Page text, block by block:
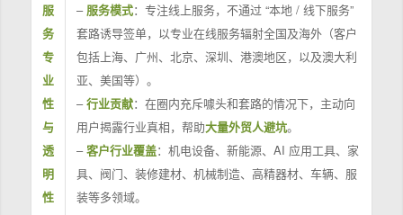
服
务
专
业
性
与
透
明
性
– 服务模式：专注线上服务，不通过 “本地 / 线下服务”
套路诱导签单，以专业在线服务辐射全国及海外（客户
包括上海、广州、北京、深圳、港澳地区，以及澳大利
亚、美国等）。
–行业贡献：在圈内充斥噱头和套路的情况下，主动向
用户揭露行业真相，帮助大量外贸人避坑。
–客户行业覆盖：机电设备、新能源、AI 应用工具、家
具、阀门、装修建材、机械制造、高精器材、车辆、服
装等多领域。